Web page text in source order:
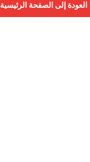
العودة إلى الصفحة الرئيسية